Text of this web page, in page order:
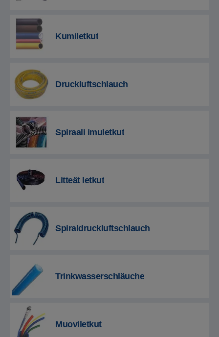
Kumiletkut
Druckluftschlauch
Spiraali imuletkut
Litteät letkut
Spiraldruckluftschlauch
Trinkwasserschläuche
Muoviletkut